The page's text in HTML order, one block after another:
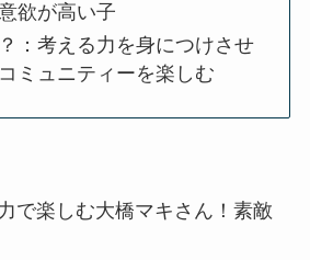
欲が高い子
：考える力を身につけさせ
ミュニティーを楽しむ
で楽しむ大橋マキさん！素敵